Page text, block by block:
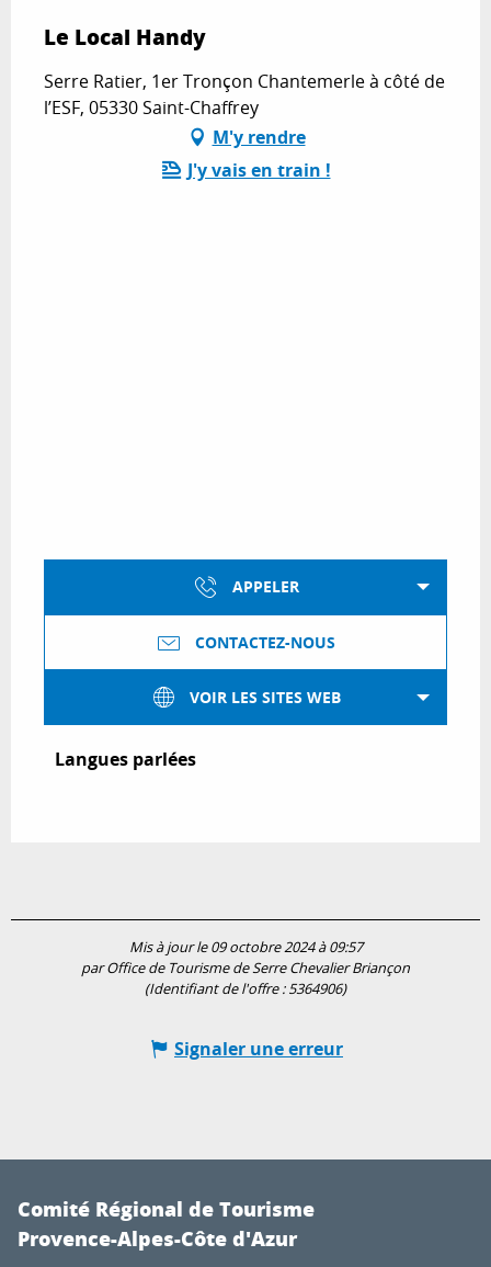
Le Local Handy
Serre Ratier, 1er Tronçon Chantemerle à côté de
l’ESF, 05330 Saint-Chaffrey
M'y rendre
J'y vais en train !
APPELER
CONTACTEZ-NOUS
VOIR LES SITES WEB
Langues parlées
Langues parlées
Mis à jour le 09 octobre 2024 à 09:57
par Office de Tourisme de Serre Chevalier Briançon
(Identifiant de l'offre :5364906)
Signaler une erreur
Comité Régional de Tourisme
Provence-Alpes-Côte d'Azur